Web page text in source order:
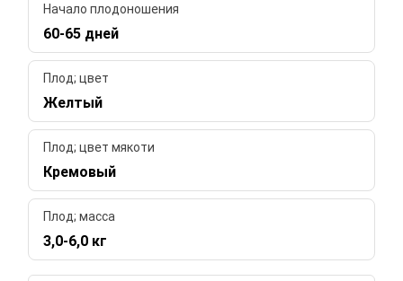
Начало плодоношения
60-65 дней
Плод; цвет
Желтый
Плод; цвет мякоти
Кремовый
Плод; масса
3,0-6,0 кг